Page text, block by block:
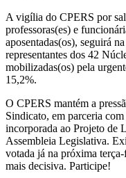
A vigília do CPERS por
professoras(es) e
aposentadas(os), seguirá
representantes dos 42
mobilizadas(os) pela
15,2%.
O CPERS mantém a
Sindicato, em parceria
incorporada ao Projeto de
Assembleia Legislativa.
votada já na próxima
mais decisiva. Participe!